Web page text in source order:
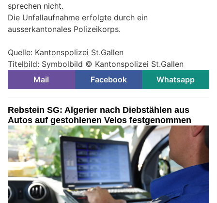
sprechen nicht.
Die Unfallaufnahme erfolgte durch ein
ausserkantonales Polizeikorps.
Quelle: Kantonspolizei St.Gallen
Titelbild: Symbolbild © Kantonspolizei St.Gallen
Mail
Facebook Whatsapp
Rebstein SG: Algerier nach Diebstählen aus
Autos auf gestohlenen Velos festgenommen